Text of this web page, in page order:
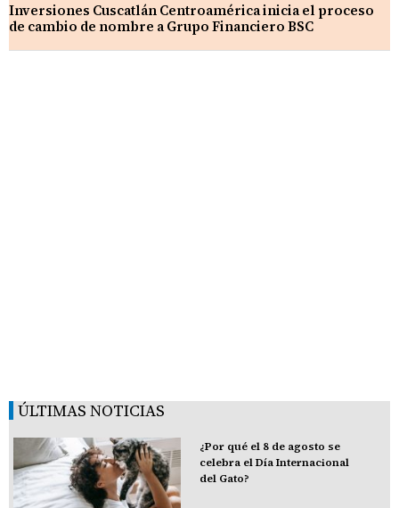
Inversiones Cuscatlán Centroamérica inicia el proceso
de cambio de nombre a Grupo Financiero BSC
ÚLTIMAS NOTICIAS
¿Por qué el 8 de agosto se
celebra el Día Internacional
del Gato?